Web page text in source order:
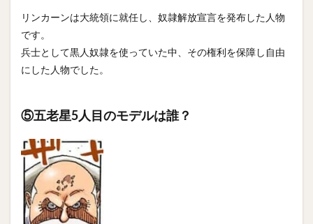
リンカーンは大統領に就任し、奴隷解放宣言を発布した人物
です。
兵士として黒人奴隷を使っていた中、その権利を保障し自由
にした人物でした。
⑤五老星5人目のモデルは誰？